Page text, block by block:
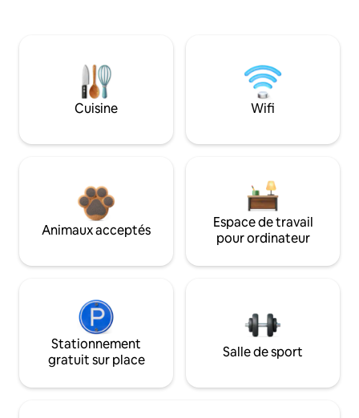
Cuisine Wifi
Animaux acceptés
Espace de travail
pour ordinateur
Stationnement
gratuit sur place
Salle de sport